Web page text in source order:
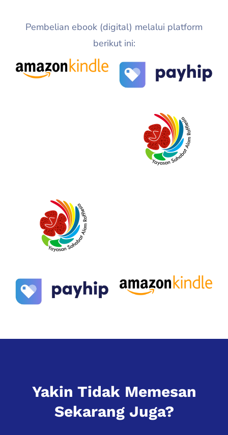
Pembelian ebook (digital) melalui platform
berikut ini:
Yakin Tidak Memesan
Sekarang Juga?